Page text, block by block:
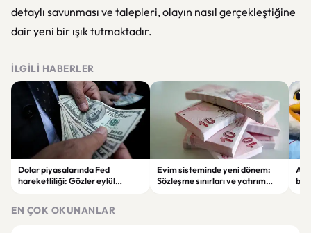
detaylı savunması ve talepleri, olayın nasıl gerçekleştiğine
dair yeni bir ışık tutmaktadır.
İLGILI HABERLER
Dolar piyasalarında Fed
hareketliliği: Gözler eylül
Evim sisteminde yeni dönem:
Sözleşme sınırları ve yatırım
EN ÇOK OKUNANLAR